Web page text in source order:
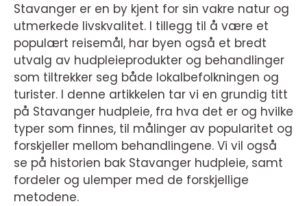
Stavanger er en by kjent for sin vakre natur og
utmerkede livskvalitet. I tillegg til å være et
populært reisemål, har byen også et bredt
utvalg av hudpleieprodukter og behandlinger
som tiltrekker seg både lokalbefolkningen og
turister. I denne artikkelen tar vi en grundig titt
på Stavanger hudpleie, fra hva det er og hvilke
typer som finnes, til målinger av popularitet og
forskjeller mellom behandlingene. Vi vil også
se på historien bak Stavanger hudpleie, samt
fordeler og ulemper med de forskjellige
metodene.